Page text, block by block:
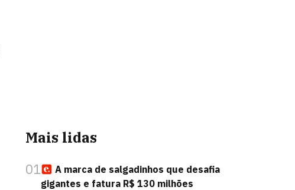
Mais lidas
01
A marca de salgadinhos que desafia
gigantes e fatura R$ 130 milhões